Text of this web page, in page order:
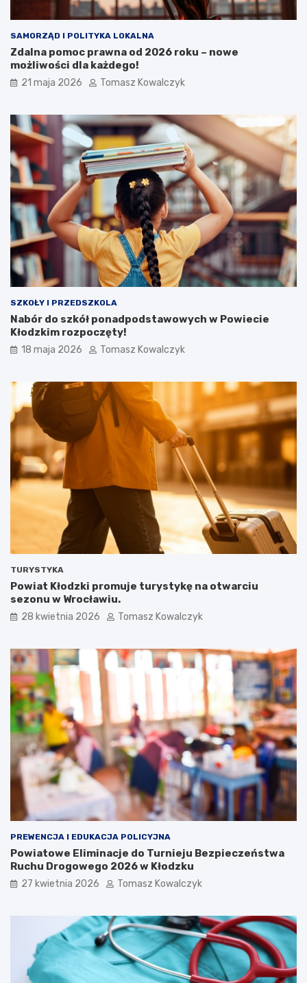
SAMORZĄD I POLITYKA LOKALNA
Zdalna pomoc prawna od 2026 roku – nowe
możliwości dla każdego!
21 maja 2026 Tomasz Kowalczyk
SZKOŁY I PRZEDSZKOLA
Nabór do szkół ponadpodstawowych w Powiecie
Kłodzkim rozpoczęty!
18 maja 2026 Tomasz Kowalczyk
TURYSTYKA
Powiat Kłodzki promuje turystykę na otwarciu
sezonu w Wrocławiu.
28 kwietnia 2026 Tomasz Kowalczyk
PREWENCJA I EDUKACJA POLICYJNA
Powiatowe Eliminacje do Turnieju Bezpieczeństwa
Ruchu Drogowego 2026 w Kłodzku
27 kwietnia 2026 Tomasz Kowalczyk